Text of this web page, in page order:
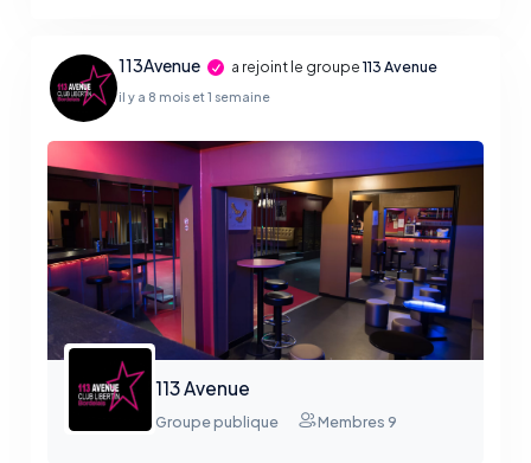
113Avenue a rejoint le groupe113 Avenue
il y a 8 mois et 1 semaine
113 Avenue
Groupe publique Membres 9